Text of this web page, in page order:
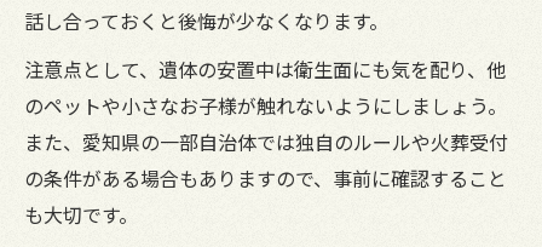
話し合っておくと後悔が少なくなります。
注意点として、遺体の安置中は衛生面にも気を配り、他
のペットや小さなお子様が触れないようにしましょう。
また、愛知県の一部自治体では独自のルールや火葬受付
の条件がある場合もありますので、事前に確認すること
も大切です。